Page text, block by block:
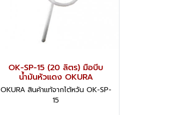
OK-SP-15 (20 ลิตร) มือบีบ
น้ำมันหัวแดง OKURA
OKURA สินค้าแท้จากไต้หวัน OK-SP-
15